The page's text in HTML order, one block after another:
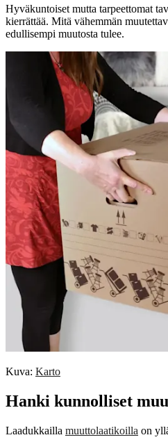
Hyväkuntoiset mutta tarpeettomat
kierrättää. Mitä vähemmän
edullisempi muutosta tulee.
Kuva: Karto
Hanki kunnolliset
Laadukkailla muuttolaatikoilla on